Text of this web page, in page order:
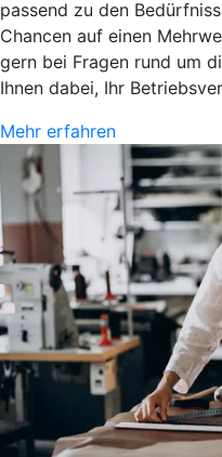
passend zu den
Chancen auf einen
gern bei Fragen rund um
Ihnen dabei, Ihr
Mehr erfahren